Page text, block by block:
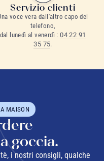
Servizio clienti
voce vera dall'altro capo del
telefono,
dal lunedì al venerdì :04 22 91
35 75.
MAISON
goccia.
i nostri consigli, qualche